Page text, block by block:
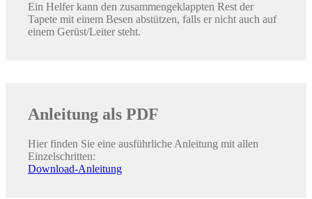
Ein Helfer kann den zusammengeklappten Rest der
Tapete mit einem Besen abstützen, falls er nicht auch auf
einem Gerüst/Leiter steht.
Anleitung als PDF
Hier finden Sie eine ausführliche Anleitung mit allen
Einzelschritten:
Download-Anleitung